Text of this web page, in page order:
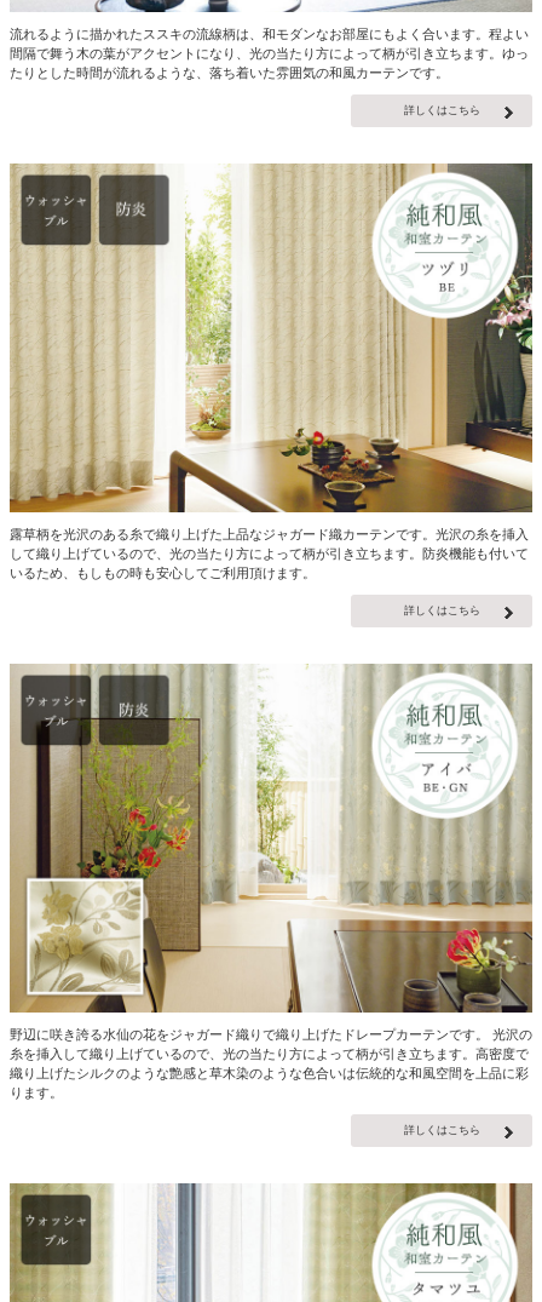
流れるように描かれたススキの流線柄は、和モダンなお部屋にもよく合います。程よい
間隔で舞う木の葉がアクセントになり、光の当たり方によって柄が引き立ちます。ゆっ
たりとした時間が流れるような、落ち着いた雰囲気の和風カーテンです。
詳しくはこちら
露草柄を光沢のある糸で織り上げた上品なジャガード織カーテンです。光沢の糸を挿入
して織り上げているので、光の当たり方によって柄が引き立ちます。防炎機能も付いて
いるため、もしもの時も安心してご利用頂けます。
詳しくはこちら
野辺に咲き誇る水仙の花をジャガード織りで織り上げたドレープカーテンです。 光沢の
糸を挿入して織り上げているので、光の当たり方によって柄が引き立ちます。高密度で
織り上げたシルクのような艶感と草木染のような色合いは伝統的な和風空間を上品に彩
ります。
詳しくはこちら